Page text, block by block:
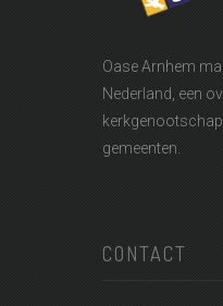
Oase Arnhem
Nederland , een
gemeenten.
CONTACT